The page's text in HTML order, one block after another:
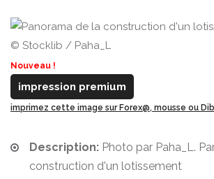
© Stocklib / Paha_L
Nouveau !
impression premium
imprimez cette image sur Forex@, mousse ou
Description: Photo par Paha_L.
construction d'un lotissement